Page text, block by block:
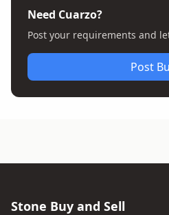
Need Cuarzo?
Post your requirements and
Post
Stone Buy and Sell